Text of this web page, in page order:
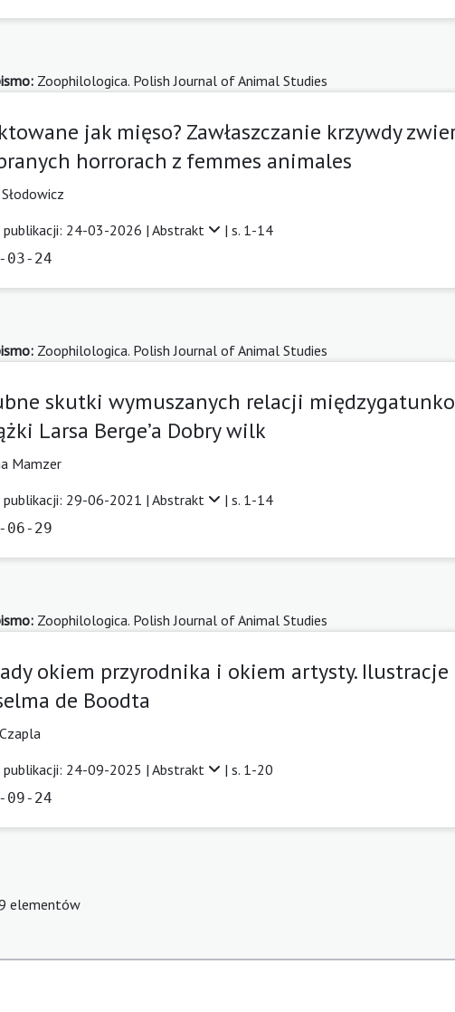
Zoophilologica. Polish Journal of Animal Studies
jak mięso? Zawłaszczanie krzywdy
horrorach z femmes animales
publikacji: 24-03-2026 |Abstrakt | s. 1-14
03-24
Zoophilologica. Polish Journal of Animal Studies
skutki wymuszanych relacji
Larsa Berge’a Dobry wilk
Mamzer
publikacji: 29-06-2021 |Abstrakt | s. 1-14
06-29
Zoophilologica. Polish Journal of Animal Studies
okiem przyrodnika i okiem artysty.
de Boodta
publikacji: 24-09-2025 |Abstrakt | s. 1-20
09-24
elementów